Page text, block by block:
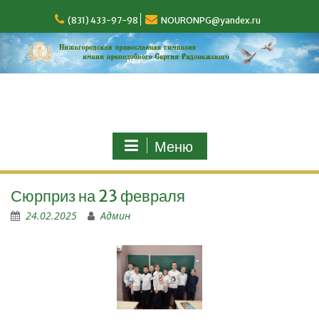
(831) 433-97-98 NOURONPG@yandex.ru
Меню
Сюрприз на 23 февраля
24.02.2025 Админ